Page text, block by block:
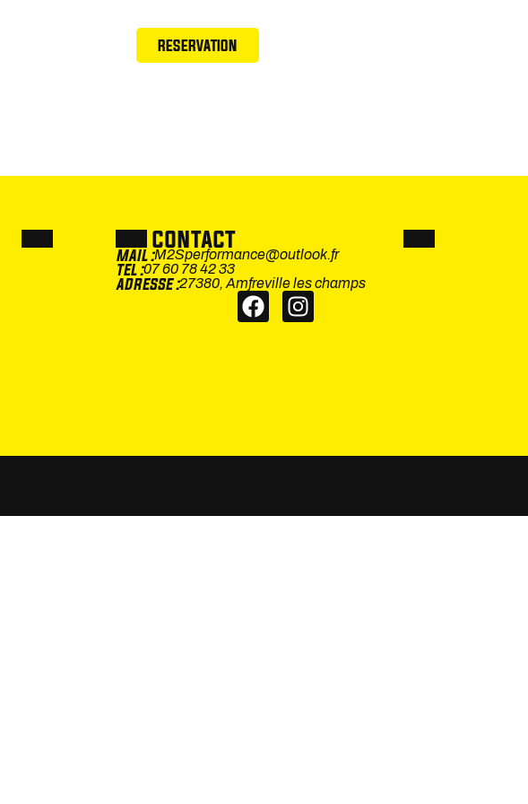
RESERVATION
contact
mail :M2Sperformance@outlook.fr
tel :07 60 78 42 33
adresse :27380, Amfreville les champs